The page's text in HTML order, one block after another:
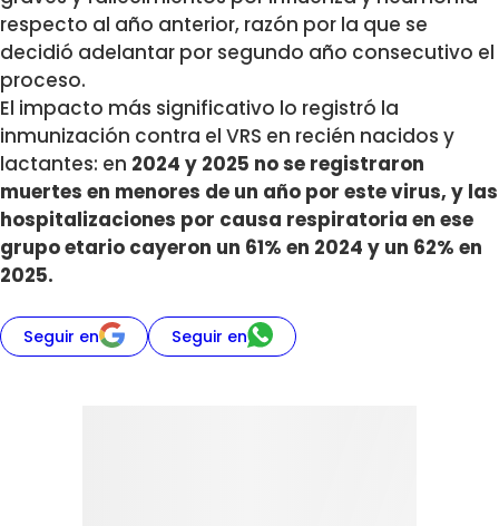
respecto al año anterior, razón por la que se
decidió adelantar por segundo año consecutivo el
proceso.
El impacto más significativo lo registró la
inmunización contra el VRS en recién nacidos y
lactantes: en 2024 y 2025 no se registraron
muertes en menores de un año por este virus, y las
hospitalizaciones por causa respiratoria en ese
grupo etario cayeron un 61% en 2024 y un 62% en
2025.
Seguir en Seguir en